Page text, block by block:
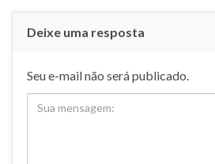
Deixe uma resposta
Seu e-mail não será publicado.